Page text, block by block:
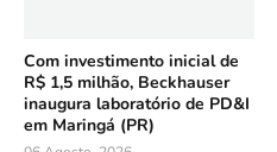
Com investimento inicial de
R$ 1,5 milhão, Beckhauser
inaugura laboratório de PD&I
em Maringá (PR)